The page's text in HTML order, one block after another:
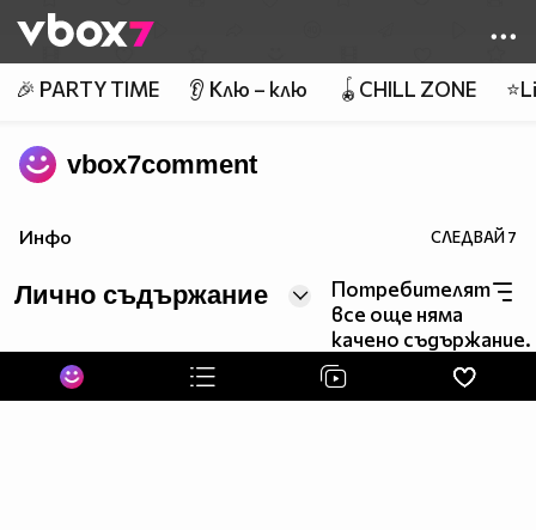
👾
🎉 PARTY TIME 👂 Клю – клю 🪀CHILL ZONE
vbox7comment
Инфо СЛЕДВАЙ7
Лично съдържание
Потребителят
все още няма
качено съдържание.